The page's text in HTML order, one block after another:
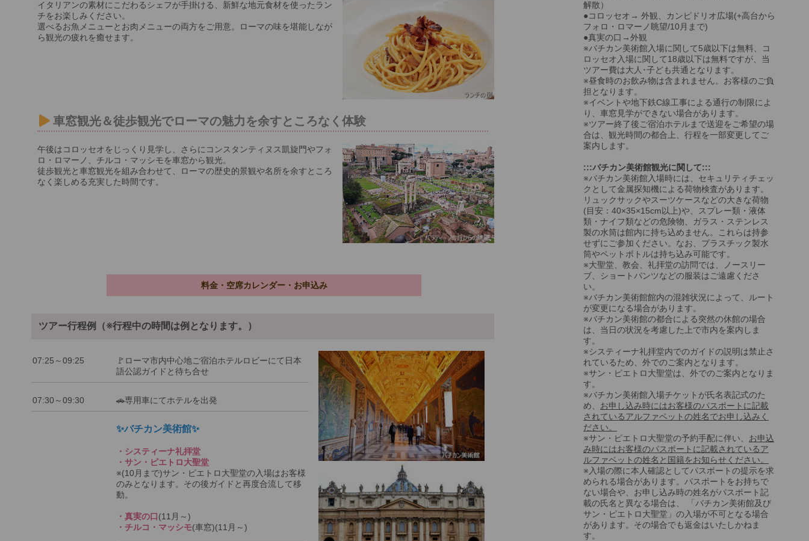
イタリアンの素材にこだわるシェフが手掛ける、新鮮な地元食材を使ったラン
チをお楽しみください。
選べるお魚メニューとお肉メニューの両方をご用意。ローマの味を堪能しなが
ら観光の疲れを癒せます。
車窓観光＆徒歩観光でローマの魅力を余すところなく体験
午後はコロッセオをじっくり見学し、さらにコンスタンティヌス凱旋門やフォ
ロ・ロマーノ、チルコ・マッシモを車窓から観光。
徒歩観光と車窓観光を組み合わせて、ローマの歴史的景観や名所を余すところ
なく楽しめる充実した時間です。
料金・空席カレンダー・お申込み
ツアー行程例（※行程中の時間は例となります。）
07:25～09:25
🚩ローマ市内中心地ご宿泊ホテルロビーにて日本
語公認ガイドと待ち合せ
07:30～09:30 🚗専用車にてホテルを出発
✨バチカン美術館✨
・システィーナ礼拝堂
・サン・ピエトロ大聖堂
※(10月まで)サン・ピエトロ大聖堂の入場はお客様
のみとなります。その後ガイドと再度合流して移
動。
・真実の口(11月～)
・チルコ・マッシモ(車窓)(11月～)
解散）
●コロッセオ→ 外観、カンピドリオ広場(+高台から
フォロ・ロマーノ眺望/10月まで)
●真実の口→外観
※バチカン美術館入場に関して5歳以下は無料、コ
ロッセオ入場に関して18歳以下は無料ですが、当
ツアー費は大人･子ども共通となります。
※昼食時のお飲み物は含まれません。お客様のご負
担となります。
※イベントや地下鉄C線工事による通行の制限によ
り、車窓見学ができない場合があります。
※ツアー終了後ご宿泊ホテルまで送迎をご希望の場
合は、観光時間の都合上、行程を一部変更してご
案内します。
:::バチカン美術館観光に関して:::
※バチカン美術館入場時には、セキュリティチェッ
クとして金属探知機による荷物検査があります。
リュックサックやスーツケースなどの大きな荷物
(目安：40×35×15cm以上)や、スプレー類・液体
類・ナイフ類などの危険物、ガラス・ステンレス
製の水筒は館内に持ち込めません。これらは持参
せずにご参加ください。なお、プラスチック製水
筒やペットボトルは持ち込み可能です。
※大聖堂、教会、礼拝堂の訪問では、ノースリー
ブ、ショートパンツなどの服装はご遠慮くださ
い。
※バチカン美術館館内の混雑状況によって、ルート
が変更になる場合があります。
※バチカン美術館の都合による突然の休館の場合
は、当日の状況を考慮した上で市内を案内しま
す。
※システィーナ礼拝堂内でのガイドの説明は禁止さ
れているため、外でのご案内となります。
※サン・ピエトロ大聖堂は、外でのご案内となりま
す。
※バチカン美術館入場チケットが氏名表記式のた
め、 お申し込み時にはお客様のパスポートに記載
されているアルファベットの姓名でお申し込みく
ださい。
※サン・ピエトロ大聖堂の予約手配に伴い、 お申込
み時にはお客様のパスポートに記載されているア
ルファベットの姓名と国籍をお知らせください。
※入場の際に本人確認としてパスポートの提示を求
められる場合があります。パスポートをお持ちで
ない場合や、お申し込み時の姓名がパスポート記
載の氏名と異なる場合は、 「バチカン美術館及び
サン・ピエトロ大聖堂」の入場が不可となる場合
があります。その場合でも返金はいたしかねま
す。